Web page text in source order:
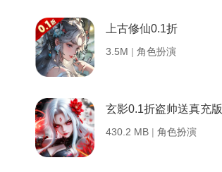
上古修仙0.1折
3.5M | 角色扮演
玄影0.1折盗帅送真充版
430.2 MB | 角色扮演